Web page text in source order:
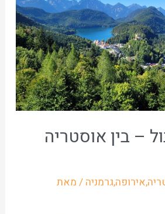
– בין אוסטריה
,אירופה,גרמניה / מאת